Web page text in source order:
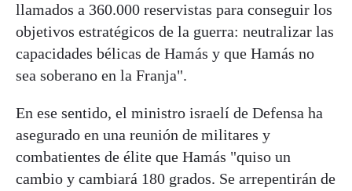
llamados a 360.000 reservistas para conseguir los
objetivos estratégicos de la guerra: neutralizar las
capacidades bélicas de Hamás y que Hamás no
sea soberano en la Franja".
En ese sentido, el ministro israelí de Defensa ha
asegurado en una reunión de militares y
combatientes de élite que Hamás "quiso un
cambio y cambiará 180 grados. Se arrepentirán de